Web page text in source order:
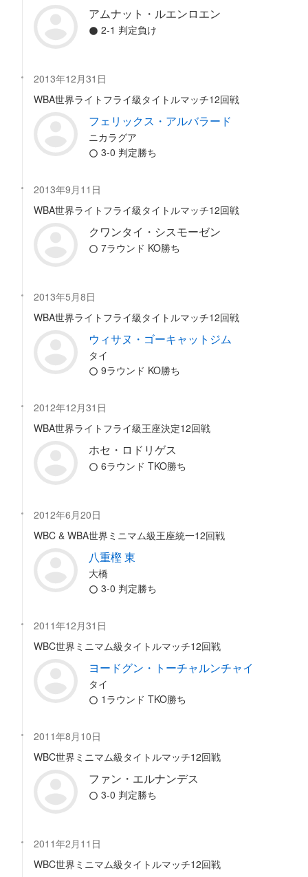
アムナット・ルエンロエン
2-1 判定負け
2013年12月31日
WBA世界ライトフライ級タイトルマッチ12回戦
フェリックス・アルバラード
ニカラグア
3-0 判定勝ち
2013年9月11日
WBA世界ライトフライ級タイトルマッチ12回戦
クワンタイ・シスモーゼン
7ラウンド KO勝ち
2013年5月8日
WBA世界ライトフライ級タイトルマッチ12回戦
ウィサヌ・ゴーキャットジム
タイ
9ラウンド KO勝ち
2012年12月31日
WBA世界ライトフライ級王座決定12回戦
ホセ・ロドリゲス
6ラウンド TKO勝ち
2012年6月20日
WBC & WBA世界ミニマム級王座統一12回戦
八重樫 東
大橋
3-0 判定勝ち
2011年12月31日
WBC世界ミニマム級タイトルマッチ12回戦
ヨードグン・トーチャルンチャイ
タイ
1ラウンド TKO勝ち
2011年8月10日
WBC世界ミニマム級タイトルマッチ12回戦
ファン・エルナンデス
3-0 判定勝ち
2011年2月11日
WBC世界ミニマム級タイトルマッチ12回戦